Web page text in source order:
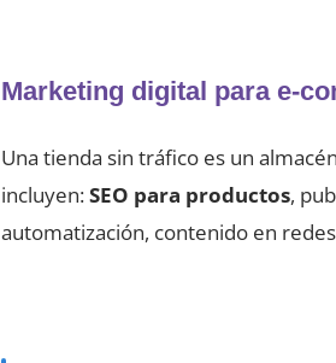
Marketing digital para e-
Una tienda sin tráfico es un
incluyen:SEO para productos,
automatización, contenido en